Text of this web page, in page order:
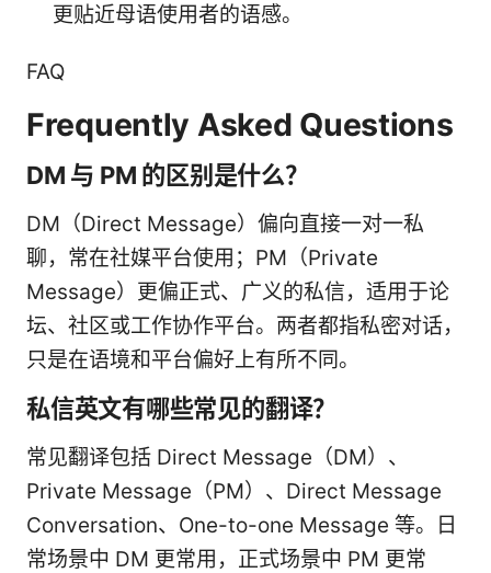
更贴近母语使用者的语感。
FAQ
Frequently Asked Questions
DM 与 PM 的区别是什么？
DM（Direct Message）偏向直接一对一私
聊，常在社媒平台使用；PM（Private
Message）更偏正式、广义的私信，适用于论
坛、社区或工作协作平台。两者都指私密对话，
只是在语境和平台偏好上有所不同。
私信英文有哪些常见的翻译？
常见翻译包括 Direct Message（DM）、
Private Message（PM）、Direct Message
Conversation、One-to-one Message 等。日
常场景中 DM 更常用，正式场景中 PM 更常